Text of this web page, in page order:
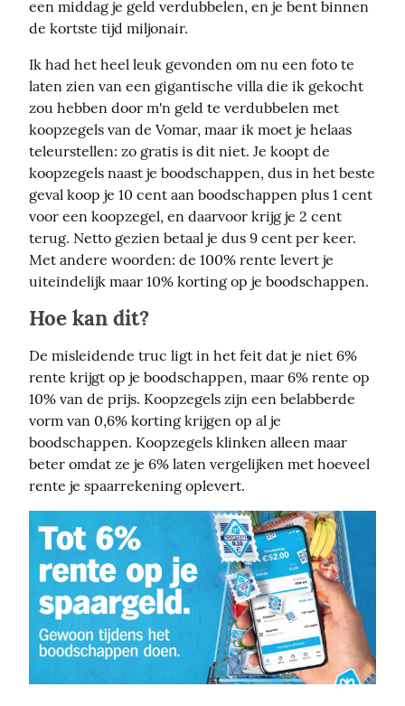
een middag je geld verdubbelen, en je bent binnen
de kortste tijd miljonair.
Ik had het heel leuk gevonden om nu een foto te
laten zien van een gigantische villa die ik gekocht
zou hebben door m'n geld te verdubbelen met
koopzegels van de Vomar, maar ik moet je helaas
teleurstellen: zo gratis is dit niet. Je koopt de
koopzegels naast je boodschappen, dus in het beste
geval koop je 10 cent aan boodschappen plus 1 cent
voor een koopzegel, en daarvoor krijg je 2 cent
terug. Netto gezien betaal je dus 9 cent per keer.
Met andere woorden: de 100% rente levert je
uiteindelijk maar 10% korting op je boodschappen.
Hoe kan dit?
De misleidende truc ligt in het feit dat je niet 6%
rente krijgt op je boodschappen, maar 6% rente op
10% van de prijs. Koopzegels zijn een belabberde
vorm van 0,6% korting krijgen op al je
boodschappen. Koopzegels klinken alleen maar
beter omdat ze je 6% laten vergelijken met hoeveel
rente je spaarrekening oplevert.